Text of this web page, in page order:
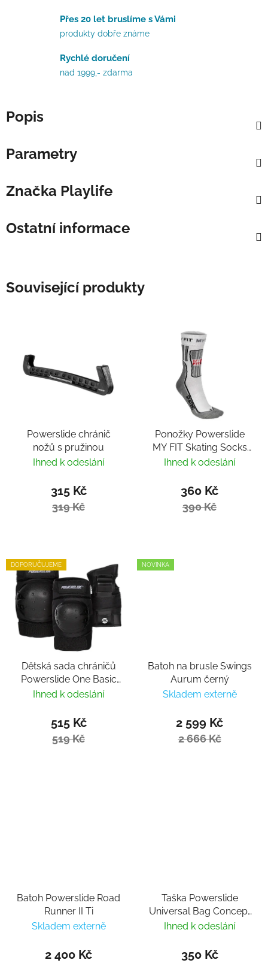
Přes 20 let bruslíme s Vámi
produkty dobře známe
Rychlé doručení
nad 1999,- zdarma
Popis
Parametry
Značka Playlife
Ostatní informace
Související produkty
Powerslide chránič
nožů s pružinou
Ihned k odeslání
315 Kč
319 Kč
Ponožky Powerslide
MY FIT Skating Socks
Fitness
Ihned k odeslání
360 Kč
390 Kč
DOPORUČUJEME
Dětská sada chráničů
Powerslide One Basic
Kids
Ihned k odeslání
515 Kč
519 Kč
NOVINKA
Batoh na brusle Swings
Aurum černý
Skladem externě
2 599 Kč
2 666 Kč
Batoh Powerslide Road
Runner II Ti
Skladem externě
2 400 Kč
Taška Powerslide
Universal Bag Concept
Phone Pocket
Ihned k odeslání
350 Kč